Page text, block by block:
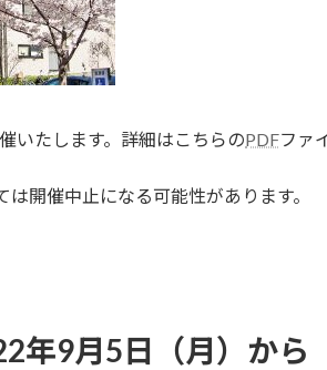
いたします。詳細はこちらのPDFファ
開催中止になる可能性があります。
9月5日（月）から